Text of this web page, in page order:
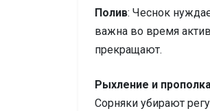
Полив: Чеснок
важна во время
прекращают.
Рыхление и
Сорняки убирают